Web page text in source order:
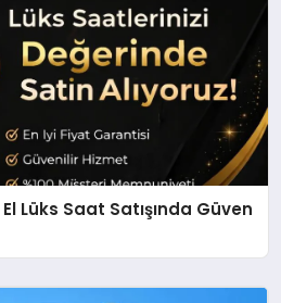
Lüks Saat Satışında Güven